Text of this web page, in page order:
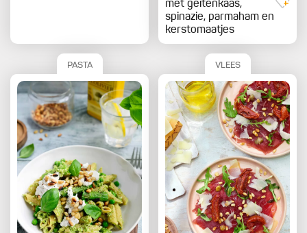
met geitenkaas,
spinazie, parmaham en
kerstomaatjes
PASTA VLEES